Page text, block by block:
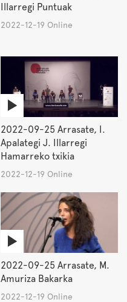
Illarregi Puntuak
2022-12-19 Online
2022-09-25 Arrasate, I.
Apalategi J. Illarregi
Hamarreko txikia
2022-12-19 Online
2022-09-25 Arrasate, M.
Amuriza Bakarka
2022-12-19 Online